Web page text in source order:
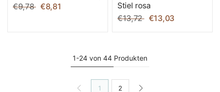
€9,78
€8,81
Stiel rosa
€13,72
€13,03
1-24 von 44 Produkten
1 2